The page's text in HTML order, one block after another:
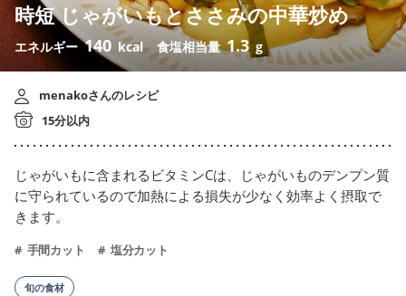
時短 じゃがいもとささみの中華炒め
エネルギー 140 kcal 食塩相当量1.3 g
menakoさんのレシピ
15分以内
じゃがいもに含まれるビタミンCは、じゃがいものデンプン質
に守られているので加熱による損失が少なく効率よく摂取で
きます。
手間カット 塩分カット
旬の食材